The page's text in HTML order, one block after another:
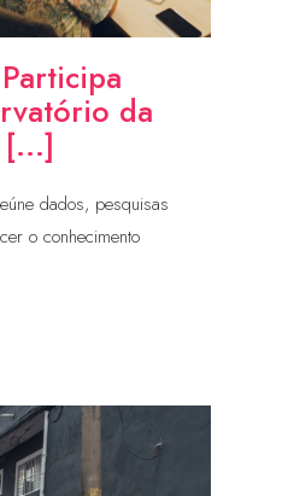
da
dados, pesquisas
o conhecimento